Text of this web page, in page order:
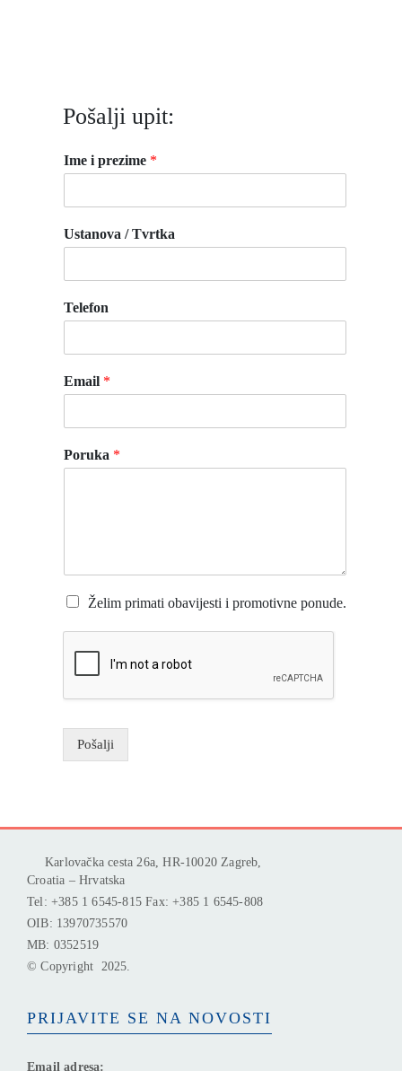
Pošalji upit:
Ime i prezime *
Ustanova / Tvrtka
Telefon
Email *
Poruka *
Želim primati obavijesti i promotivne ponude.
Pošalji
Karlovačka cesta 26a, HR-10020 Zagreb,
Croatia – Hrvatska
Tel: +385 1 6545-815 Fax: +385 1 6545-808
OIB: 13970735570
MB: 0352519
© Copyright 2025.
PRIJAVITE SE NA NOVOSTI
Email adresa: